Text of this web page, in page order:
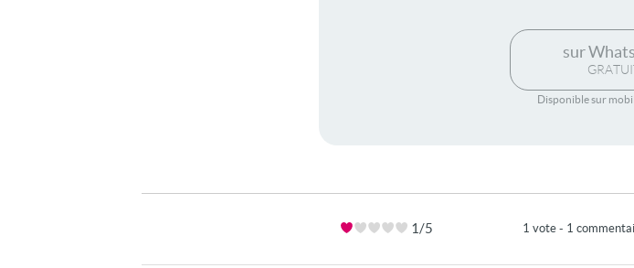
sur
Disponible sur
1/5 1 vote - 1